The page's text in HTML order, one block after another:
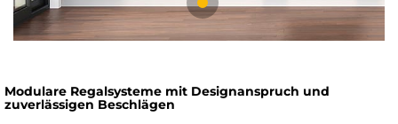
Modulare Regalsysteme mit Designanspruch und
zuverlässigen Beschlägen